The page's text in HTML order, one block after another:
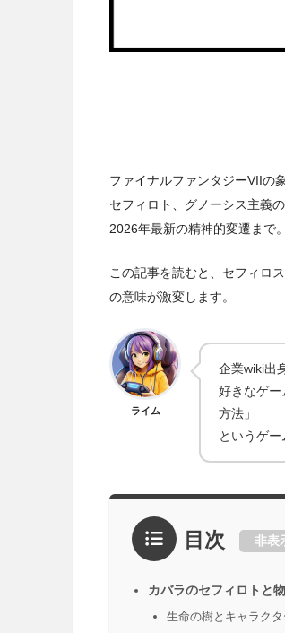
ファイナルファンタジーVIIの
セフィロト、グノーシス主義
2026年最新の精神的変遷まで
この記事を読むと、セフィロ
の意味が激変します。
ライム
企業wiki出
好きなゲー
方法」
というゲー
目次 非表
カバラのセフィロトと
生命の樹とキャラク